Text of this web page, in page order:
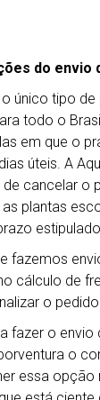
do envio
único tipo
todo o
em que o
úteis. A
cancelar o
plantas
fazemos
cálculo de
o
fazer o envio
o
essa